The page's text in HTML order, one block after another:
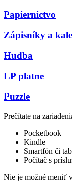
Papiernictvo
Zápisníky a
Hudba
LP platne
Puzzle
Prečítate na
Pocketbook
Kindle
Smartfón či
Počítač s
Nie je možné meniť